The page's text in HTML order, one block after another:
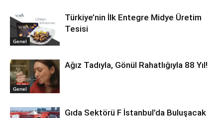
Genel
Türkiye’nin İlk Entegre Midye Üretim
Tesisi
Genel
Ağız Tadıyla, Gönül Rahatlığıyla 88 Yıl!
Gıda Sektörü F İstanbul’da Buluşacak